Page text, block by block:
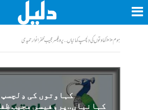
ہوم<<کہاوتوں کی دِلچسپ کہانیاں..پروفیسر مجیب ظفر انوار حمیدی
کہاوتوں کی دِلچسپ
کہانیاں..پروفیسر مجیب